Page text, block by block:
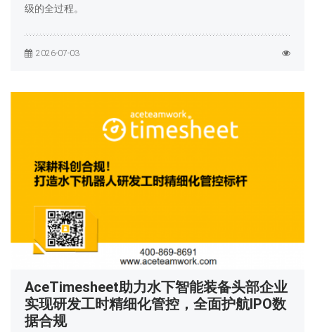
级的全过程。
2026-07-03
AceTimesheet助力水下智能装备头部企业
实现研发工时精细化管控，全面护航IPO数
据合规